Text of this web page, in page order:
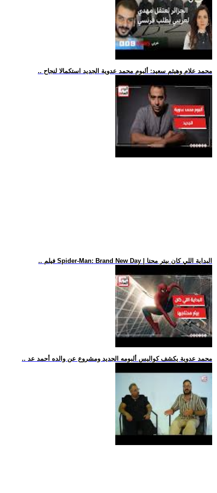
.. محمد علام وهيثم سعيد: ألبوم محمد عدوية الجديد استكمالا لنجاح
.. فيلم Spider-Man: Brand New Day | البداية اللي كان بيتر محتا
.. محمد عدوية يكشف كواليس ألبومه الجديد ومشروع عن والده أحمد عد